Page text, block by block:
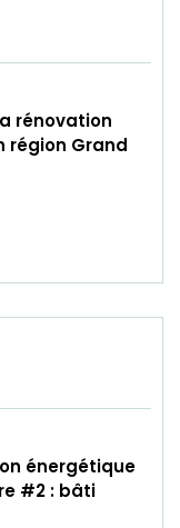
rénovation
région Grand
énergétique
#2 : bâti